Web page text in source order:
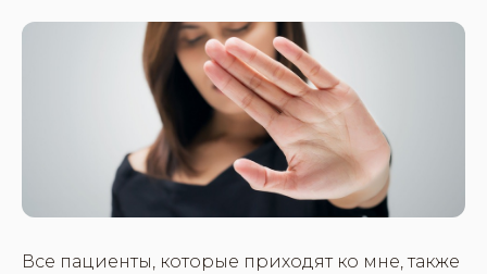
Все пациенты, которые приходят ко мне, также